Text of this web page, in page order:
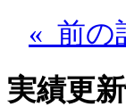
« 前の
実績更